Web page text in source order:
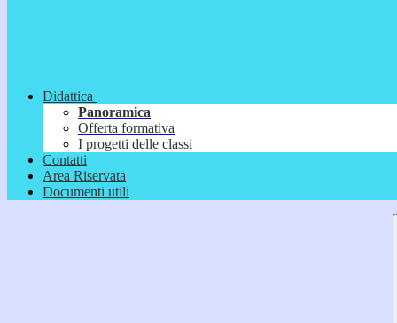
Didattica
Panoramica
Offerta formativa
I progetti delle classi
Contatti
Area Riservata
Documenti utili